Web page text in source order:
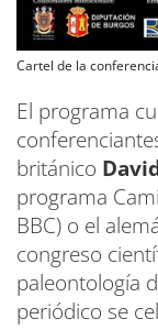
Cartel de la
El programa
británico
programa
BBC) o el
congreso
paleontología
periódico se